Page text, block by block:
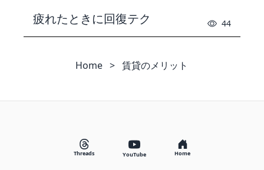
疲れたときに回復テク 44
Home > 賃貸のメリット
Threads YouTube Home